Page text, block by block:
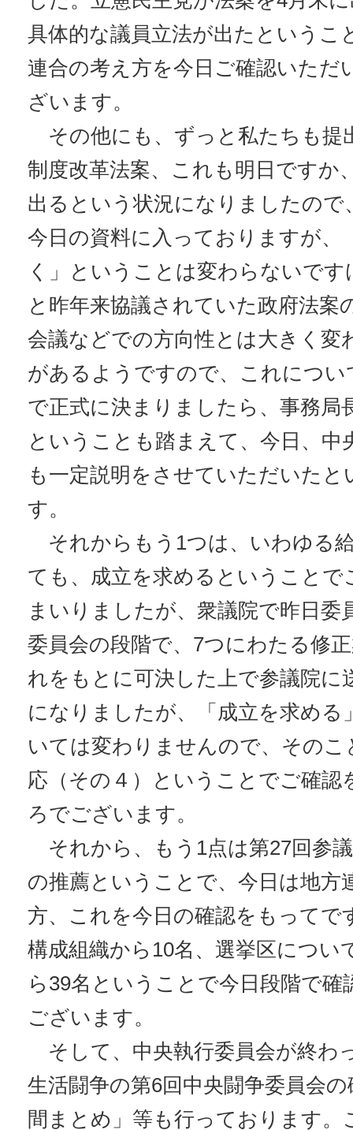
具体的な議員立法が出たというこ
連合の考え方を今日ご確認いただ
ざいます。
その他にも、ずっと私たちも提
制度改革法案、これも明日ですか
出るという状況になりましたので
今日の資料に入っておりますが、
く」ということは変わらないで
と昨年来協議されていた政府法案
会議などでの方向性とは大きく変
があるようですので、これについ
で正式に決まりましたら、事務局
ということも踏まえて、今日、中
も一定説明をさせていただいた
す。
それからもう1つは、いわゆる
ても、成立を求めるということで
まいりましたが、衆議院で昨日委
委員会の段階で、7つにわたる修
れをもとに可決した上で参議院に
になりましたが、「成立を求める
いては変わりませんので、そのこ
応（その４）ということでご確認
ろでございます。
それから、もう1点は第27回参
の推薦ということで、今日は地方
方、これを今日の確認をもってで
構成組織から10名、選挙区につい
ら39名ということで今日段階で
ございます。
そして、中央執行委員会が終わ
生活闘争の第6回中央闘争委員会
間まとめ」等も行っております。